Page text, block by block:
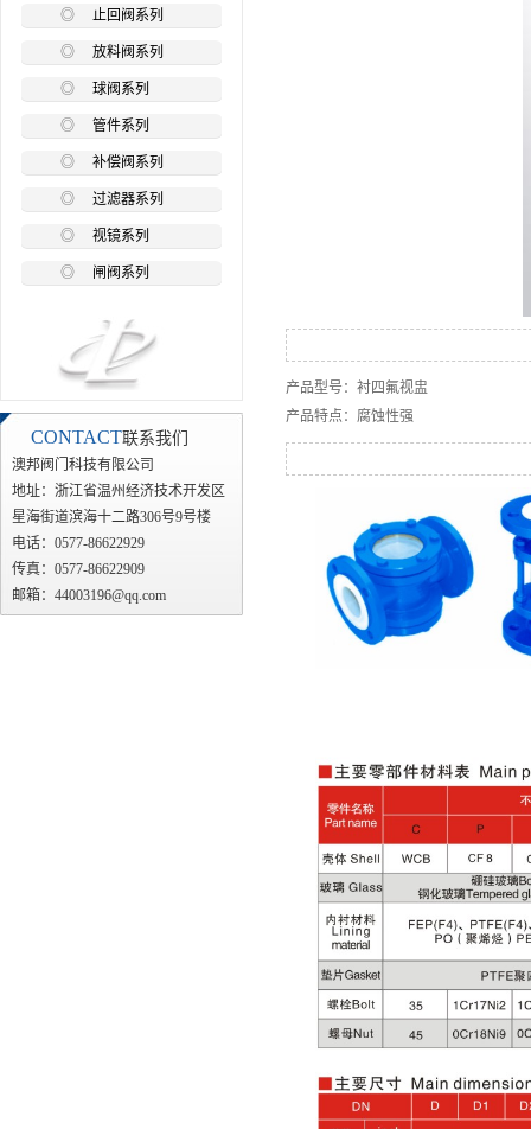
◎ 止回阀系列
◎ 放料阀系列
◎ 球阀系列
◎ 管件系列
◎ 补偿阀系列
◎ 过滤器系列
◎ 视镜系列
◎ 闸阀系列
CONTACT联系我们
澳邦阀门科技有限公司
地址：浙江省温州经济技术开发区
星海街道滨海十二路306号9号楼
电话：0577-86622929
传真：0577-86622909
邮箱：44003196@qq.com
产品型号：衬四氟视盅
产品特点：腐蚀性强